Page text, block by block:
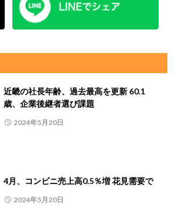
近畿の社長年齢、過去最高を更新 60.1
歳、企業後継者選び課題
2024年5月20日
4月、コンビニ売上高0.5％増 花見需要で
2024年5月20日